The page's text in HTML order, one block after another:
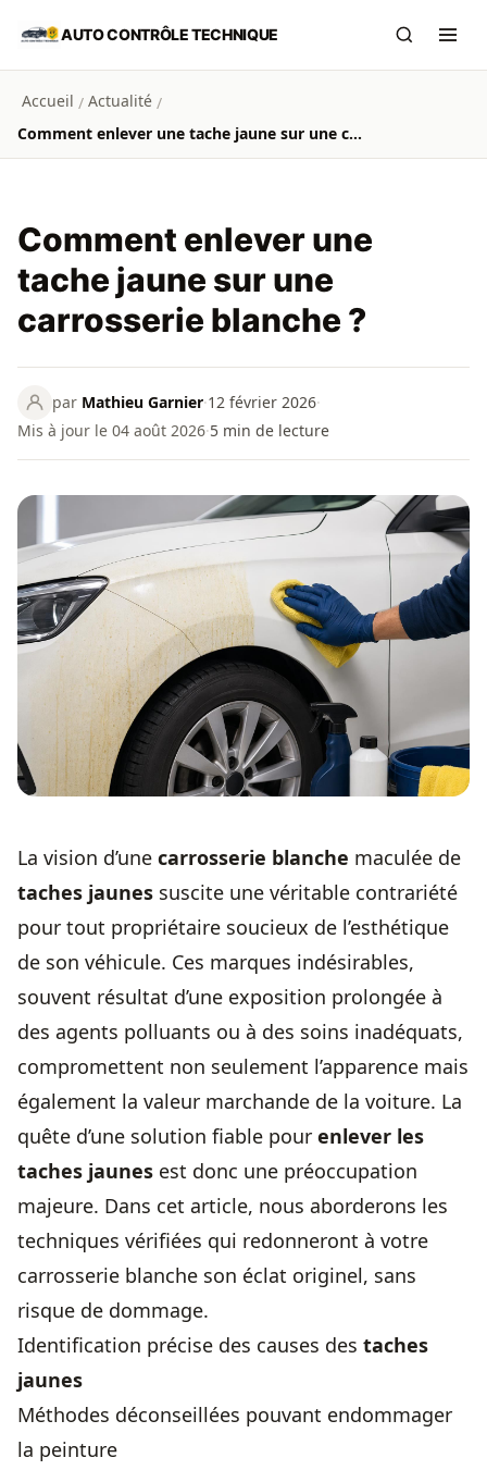
Aller au contenu principal
AUTO CONTRÔLE TECHNIQUE
Accueil / Actualité /
Comment enlever une tache jaune sur une carrosserie blanche ?
Comment enlever une
tache jaune sur une
carrosserie blanche ?
par Mathieu Garnier·12 février 2026·
Mis à jour le 04 août 2026·5 min de lecture
La vision d’une carrosserie blanche maculée de
taches jaunes suscite une véritable contrariété
pour tout propriétaire soucieux de l’esthétique
de son véhicule. Ces marques indésirables,
souvent résultat d’une exposition prolongée à
des agents polluants ou à des soins inadéquats,
compromettent non seulement l’apparence mais
également la valeur marchande de la voiture. La
quête d’une solution fiable pour enlever les
taches jaunes est donc une préoccupation
majeure. Dans cet article, nous aborderons les
techniques vérifiées qui redonneront à votre
carrosserie blanche son éclat originel, sans
risque de dommage.
Identification précise des causes des taches
jaunes
Méthodes déconseillées pouvant endommager
la peinture